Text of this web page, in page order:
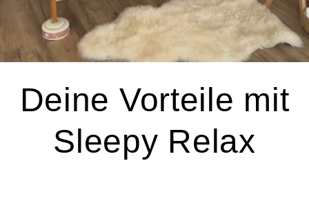
Deine Vorteile mit
Sleepy Relax